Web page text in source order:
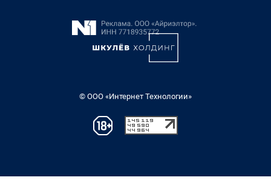
© ООО «Интернет Технологии»